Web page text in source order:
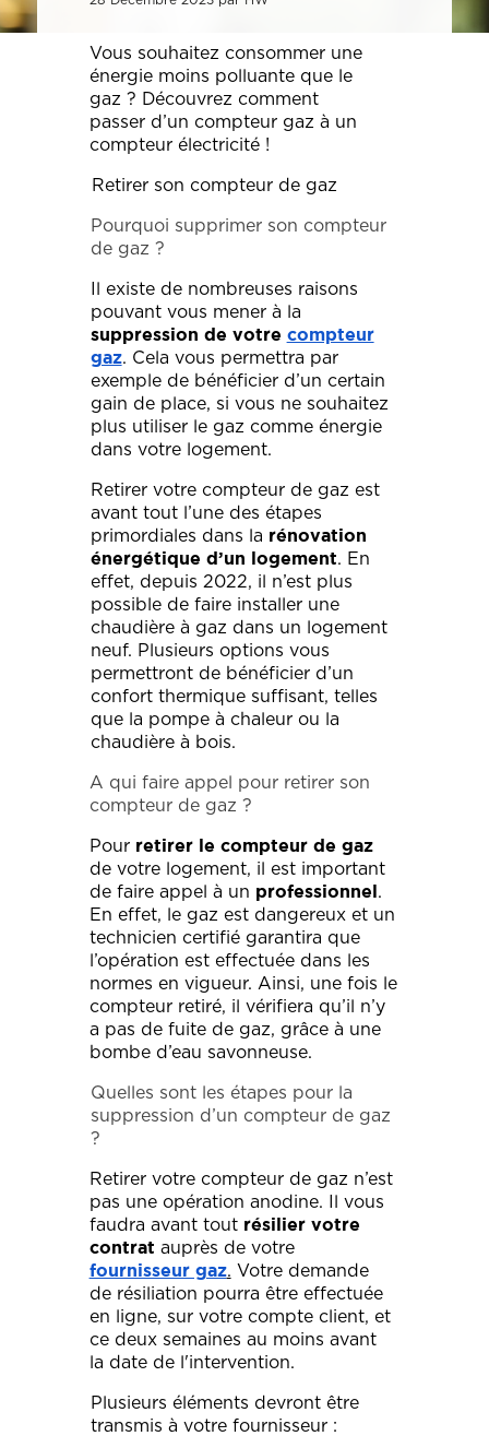
Décoration, rénovation, construction : définissez votre projet et
prenez rendez-vous avec nos Archis pour 50€
Définir mon projet
Vous souhaitez consommer une
énergie moins polluante que le
gaz ? Découvrez comment
passer d’un compteur gaz à un
compteur électricité !
Retirer son compteur de gaz
Pourquoi supprimer son compteur
de gaz ?
Il existe de nombreuses raisons
pouvant vous mener à la
suppression de votre compteur
gaz. Cela vous permettra par
exemple de bénéficier d’un certain
gain de place, si vous ne souhaitez
plus utiliser le gaz comme énergie
dans votre logement.
Retirer votre compteur de gaz est
avant tout l’une des étapes
primordiales dans la rénovation
énergétique d’un logement. En
effet, depuis 2022, il n’est plus
possible de faire installer une
chaudière à gaz dans un logement
neuf. Plusieurs options vous
permettront de bénéficier d’un
confort thermique suffisant, telles
que la pompe à chaleur ou la
chaudière à bois.
A qui faire appel pour retirer son
compteur de gaz ?
Pour retirer le compteur de gaz
de votre logement, il est important
de faire appel à un professionnel .
En effet, le gaz est dangereux et un
technicien certifié garantira que
l’opération est effectuée dans les
normes en vigueur. Ainsi, une fois le
compteur retiré, il vérifiera qu’il n’y
a pas de fuite de gaz, grâce à une
bombe d’eau savonneuse.
Quelles sont les étapes pour la
suppression d’un compteur de gaz
?
Retirer votre compteur de gaz n’est
pas une opération anodine. Il vous
faudra avant tout résilier votre
contrat auprès de votre
fournisseur gaz. Votre demande
de résiliation pourra être effectuée
en ligne, sur votre compte client, et
ce deux semaines au moins avant
la date de l'intervention.
Plusieurs éléments devront être
transmis à votre fournisseur :
Attention si votre ville
Merci de cliquer sur votre
ville dans le menu
déroulant.
Vous êtes un client
en dire plus sur votre
projet ?
Votre
rendez-
vous
Domicile Visio
Coaching
déco
Téléphone Localité du projet
Attention si votre ville
contient des tirets, ne les
oubliez pas !
(Ex: Nogent-sur-marne).
Merci de cliquer sur votre
ville dans le menu
Vous êtes un client Vous souhaitez
Mon budget total (€)
Souhaitez-vous nous
en dire plus sur votre
projet ?